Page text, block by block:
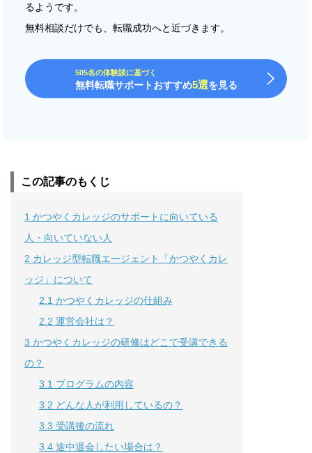
るようです。
無料相談だけでも、転職成功へと近づきます。
505名の体験談に基づく
無料転職サポートおすすめ5選を見る
この記事のもくじ
1 かつやくカレッジのサポートに向いている
人・向いていない人
2 カレッジ型転職エージェント「かつやくカレ
ッジ」について
2.1 かつやくカレッジの仕組み
2.2 運営会社は？
3 かつやくカレッジの研修はどこで受講できる
の？
3.1 プログラムの内容
3.2 どんな人が利用しているの？
3.3 受講後の流れ
3.4 途中退会したい場合は？